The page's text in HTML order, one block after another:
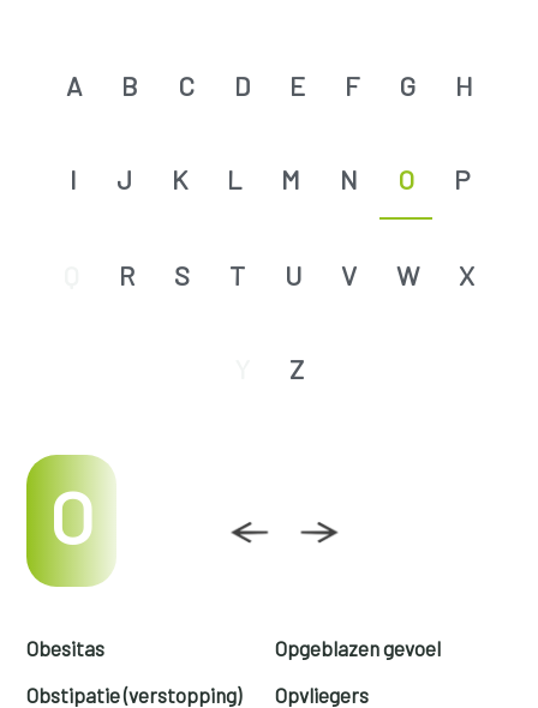
A B C D E F G H
I J K L M N O P
R S T U V W X
Z
O
Obesitas
Obstipatie (verstopping)
Opgeblazen gevoel
Opvliegers